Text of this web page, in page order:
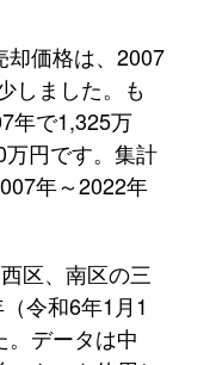
却価格は、2007
しました。も
年で1,325万
円です。集計
年～2022年
区、南区の三
令和6年1月1
。データは中